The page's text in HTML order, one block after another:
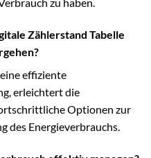
Zählerstand Tabelle
effiziente
erleichtert die
Optionen zur
des Energieverbrauchs.